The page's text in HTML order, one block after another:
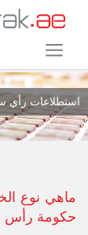
استطلاعات رأي
ماهي نوع
حكومة رأس